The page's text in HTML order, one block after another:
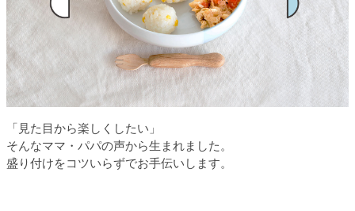
「見た目から楽しくしたい」
そんなママ・パパの声から生まれました。
盛り付けをコツいらずでお手伝いします。